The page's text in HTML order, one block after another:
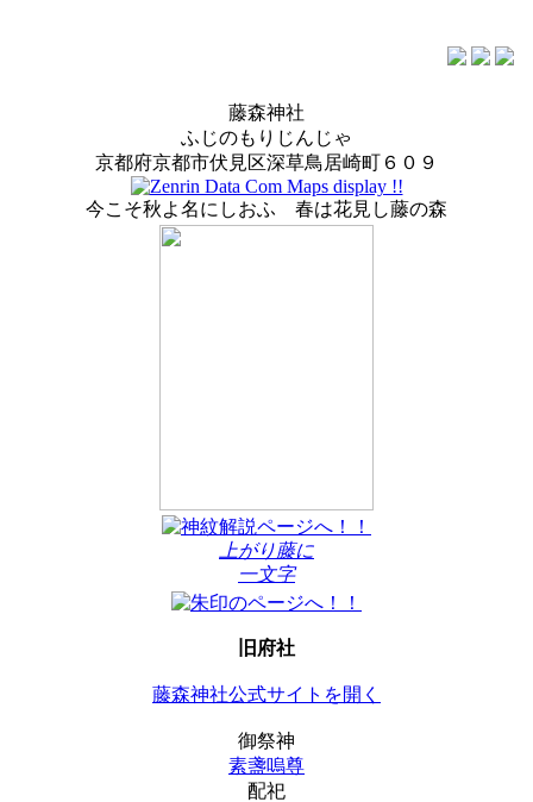
藤森神社
ふじのもりじんじゃ
京都府京都市伏見区深草鳥居崎町６０９
今こそ秋よ名にしおふ 春は花見し藤の森
上がり藤に
一文字
旧府社
藤森神社公式サイトを開く
御祭神
素盞嗚尊
配祀